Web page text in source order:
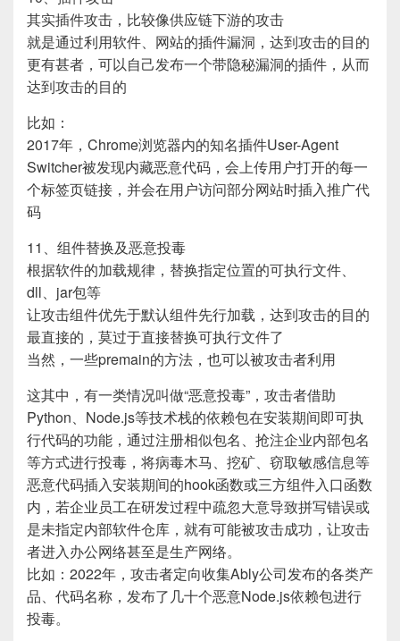
其实插件攻击，比较像供应链下游的攻击
就是通过利用软件、网站的插件漏洞，达到攻击的目的
更有甚者，可以自己发布一个带隐秘漏洞的插件，从而
达到攻击的目的
比如：
2017年，Chrome浏览器内的知名插件User-Agent
Switcher被发现内藏恶意代码，会上传用户打开的每一
个标签页链接，并会在用户访问部分网站时插入推广代
码
11、组件替换及恶意投毒
根据软件的加载规律，替换指定位置的可执行文件、
dll、jar包等
让攻击组件优先于默认组件先行加载，达到攻击的目的
最直接的，莫过于直接替换可执行文件了
当然，一些premain的方法，也可以被攻击者利用
这其中，有一类情况叫做“恶意投毒”，攻击者借助
Python、Node.js等技术栈的依赖包在安装期间即可执
行代码的功能，通过注册相似包名、抢注企业内部包名
等方式进行投毒，将病毒木马、挖矿、窃取敏感信息等
恶意代码插入安装期间的hook函数或三方组件入口函数
内，若企业员工在研发过程中疏忽大意导致拼写错误或
是未指定内部软件仓库，就有可能被攻击成功，让攻击
者进入办公网络甚至是生产网络。
比如：2022年，攻击者定向收集Ably公司发布的各类产
品、代码名称，发布了几十个恶意Node.js依赖包进行
投毒​。